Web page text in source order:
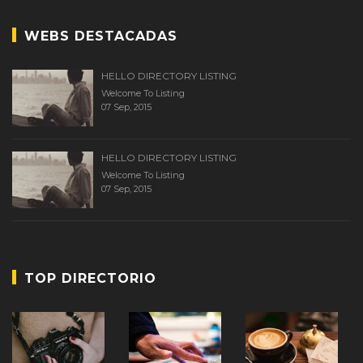
WEBS DESTACADAS
HELLO DIRECTORY LISTING
Welcome To Listing
07 Sep, 2015
HELLO DIRECTORY LISTING
Welcome To Listing
07 Sep, 2015
TOP DIRECTORIO